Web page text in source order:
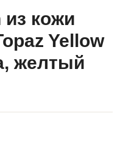
кожи
Yellow
желтый